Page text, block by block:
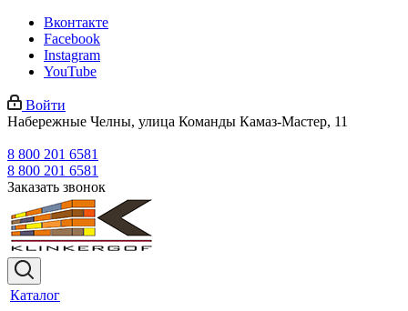
Вконтакте
Facebook
Instagram
YouTube
Войти
Набережные Челны, улица Команды Камаз-Мастер, 11
8 800 201 6581
8 800 201 6581
Заказать звонок
Каталог